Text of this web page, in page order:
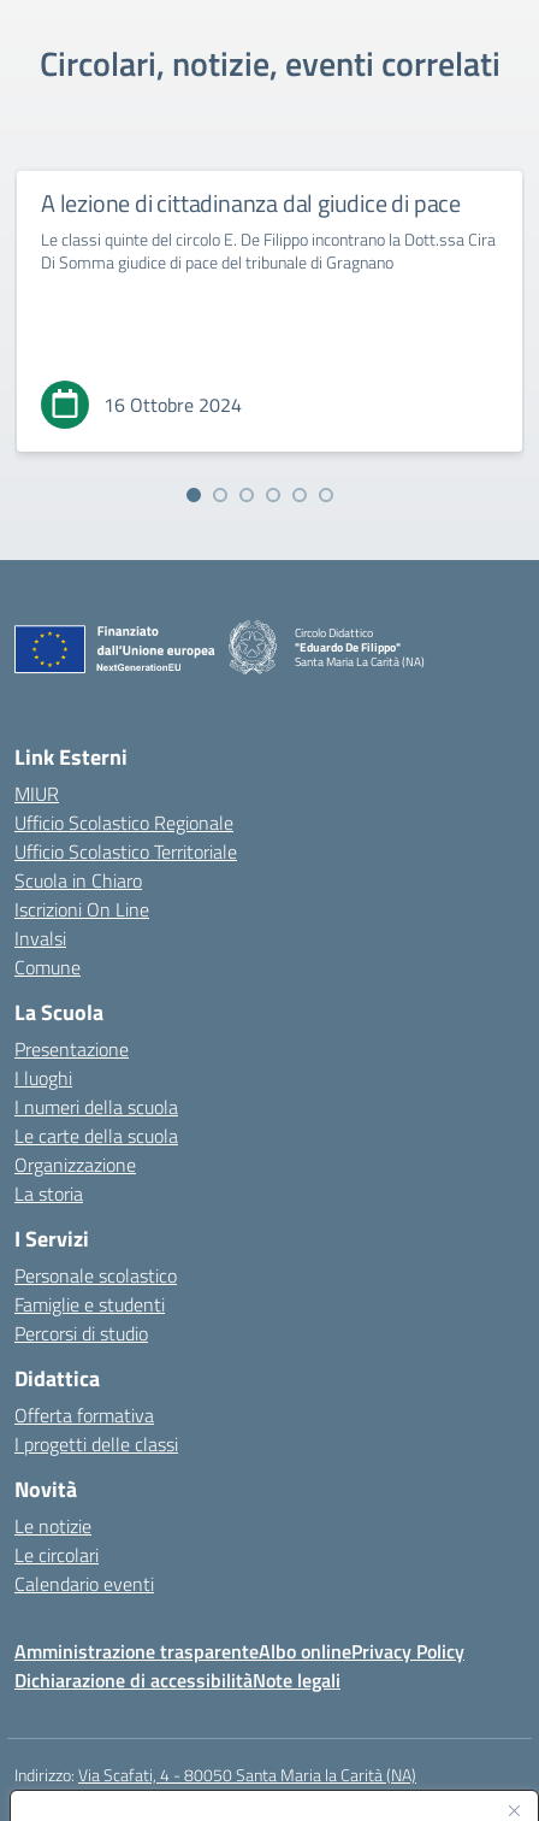
Circolari, notizie, eventi correlati
A lezione di cittadinanza dal giudice di pace
Le classi quinte del circolo E. De Filippo incontrano la Dott.ssa Cira
Di Somma giudice di pace del tribunale di Gragnano
16 Ottobre 2024
Circolo Didattico
"Eduardo De Filippo"
Santa Maria La Carità (NA)
Link Esterni
MIUR
Ufficio Scolastico Regionale
Ufficio Scolastico Territoriale
Scuola in Chiaro
Iscrizioni On Line
Invalsi
Comune
La Scuola
Presentazione
I luoghi
I numeri della scuola
Le carte della scuola
Organizzazione
La storia
I Servizi
Personale scolastico
Famiglie e studenti
Percorsi di studio
Didattica
Offerta formativa
I progetti delle classi
Novità
Le notizie
Le circolari
Calendario eventi
Amministrazione trasparenteAlbo onlinePrivacy Policy
Dichiarazione di accessibilitàNote legali
Indirizzo:Via Scafati, 4 - 80050 Santa Maria la Carità (NA)
Centralino: